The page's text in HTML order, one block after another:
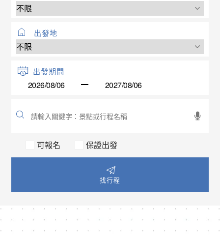
出發地
出發期間
可報名 保證出發
找行程